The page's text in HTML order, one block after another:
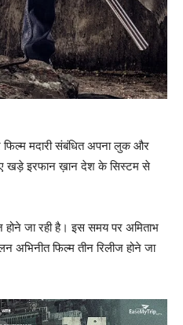
मदारी संबंधित अपना लुक और
खड़े इरफान ख़ान देश के सिस्‍टम से
जा रही है। इस समय पर अमिताभ
अभिनीत फिल्‍म तीन रिलीज होने जा